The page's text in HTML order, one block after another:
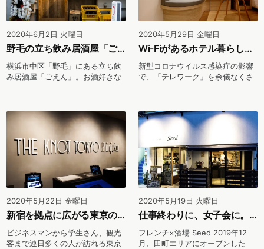
2020年6月2日 火曜日
野毛の立ち飲み居酒屋「ごえん」が挑戦する「持続可能な飲食店」とは。
横浜市中区「野毛」にある立ち飲
み居酒屋「ごえん」。お酒好きな
2020年5月29日 金曜日
Wi-Fiがあるホテル暮らし。旅行感覚でメリハリのあるテレワークを。
新型コロナウイルス感染症の影響
で、「テレワーク」を余儀なくさ
2020年5月22日 金曜日
新宿を拠点に広がる東京の魅力。「THE KNOT 東京新宿」とホテルレストラン。
ビジネスマンから学生さん、観光
客まで連日多くの人が訪れる東京
2020年5月19日 火曜日
仕事終わりに、女子会に。皆で楽しめる田町の「フレンチ×酒場Seed」のこだわり
フレンチ×酒場 Seed 2019年12
月、田町エリアにオープンした